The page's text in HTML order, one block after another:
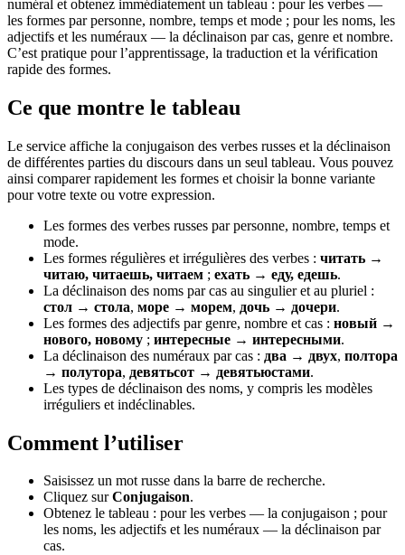
numéral et obtenez immédiatement un tableau : pour les verbes —
les formes par personne, nombre, temps et mode ; pour les noms, les
adjectifs et les numéraux — la déclinaison par cas, genre et nombre.
C’est pratique pour l’apprentissage, la traduction et la vérification
rapide des formes.
Ce que montre le tableau
Le service affiche la conjugaison des verbes russes et la déclinaison
de différentes parties du discours dans un seul tableau. Vous pouvez
ainsi comparer rapidement les formes et choisir la bonne variante
pour votre texte ou votre expression.
Les formes des verbes russes par personne, nombre, temps et
mode.
Les formes régulières et irrégulières des verbes : читать →
читаю, читаешь, читаем ; ехать → еду, едешь.
La déclinaison des noms par cas au singulier et au pluriel :
стол → стола, море → морем, дочь → дочери.
Les formes des adjectifs par genre, nombre et cas : новый →
нового, новому ; интересные → интересными.
La déclinaison des numéraux par cas : два → двух, полтора
→ полутора, девятьсот → девятьюстами.
Les types de déclinaison des noms, y compris les modèles
irréguliers et indéclinables.
Comment l’utiliser
Saisissez un mot russe dans la barre de recherche.
Cliquez surConjugaison.
Obtenez le tableau : pour les verbes — la conjugaison ; pour
les noms, les adjectifs et les numéraux — la déclinaison par
cas.